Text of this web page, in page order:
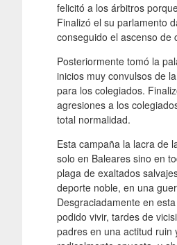
felicitó a los árbitros
Finalizó el su parlamento
conseguido el ascenso de
Posteriormente tomó la
inicios muy convulsos de
para los colegiados.
agresiones a los
total normalidad.
Esta campaña la lacra de
solo en Baleares sino en
plaga de exaltados
deporte noble, en una
Desgraciadamente en
podido vivir, tardes de
padres en una actitud ruin